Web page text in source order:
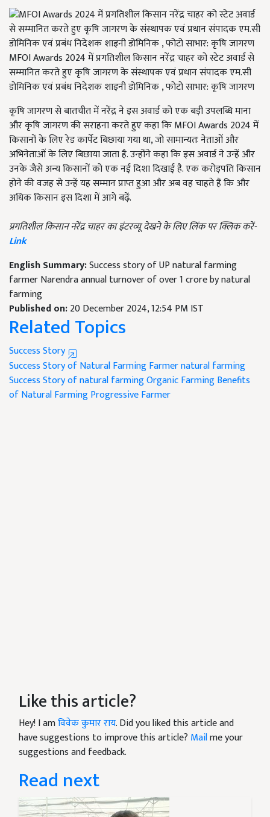
MFOI Awards 2024 में प्रगतिशील किसान नरेंद्र चाहर को स्टेट अवार्ड से
सम्मानित करते हुए कृषि जागरण के संस्थापक एवं प्रधान संपादक एम.सी
डोमिनिक एवं प्रबंध निदेशक शाइनी डोमिनिक , फोटो साभार: कृषि जागरण
कृषि जागरण से बातचीत में नरेंद्र ने इस अवार्ड को एक बड़ी उपलब्धि माना
और कृषि जागरण की सराहना करते हुए कहा कि MFOI Awards 2024 में
किसानों के लिए रेड कार्पेट बिछाया गया था, जो सामान्यतः नेताओं और
अभिनेताओं के लिए बिछाया जाता है. उन्होंने कहा कि इस अवार्ड ने उन्हें और
उनके जैसे अन्य किसानों को एक नई दिशा दिखाई है. एक करोड़पति किसान
होने की वजह से उन्हें यह सम्मान प्राप्त हुआ और अब वह चाहते हैं कि और
अधिक किसान इस दिशा में आगे बढ़ें.
प्रगतिशील किसान नरेंद्र चाहर का इंटरव्यू देखने के लिए लिंक पर क्लिक करें-
Link
English Summary:Success story of UP natural farming
farmer Narendra annual turnover of over 1 crore by natural
farming
Published on:20 December 2024, 12:54 PM IST
Related Topics
Success Story
Success Story of Natural Farming Farmernatural farming
Success Story of natural farmingOrganic FarmingBenefits
of Natural FarmingProgressive Farmer
Like this article?
Hey! I amविवेक कुमार राय. Did you liked this article and
have suggestions to improve this article? Mailme your
suggestions and feedback.
Read next